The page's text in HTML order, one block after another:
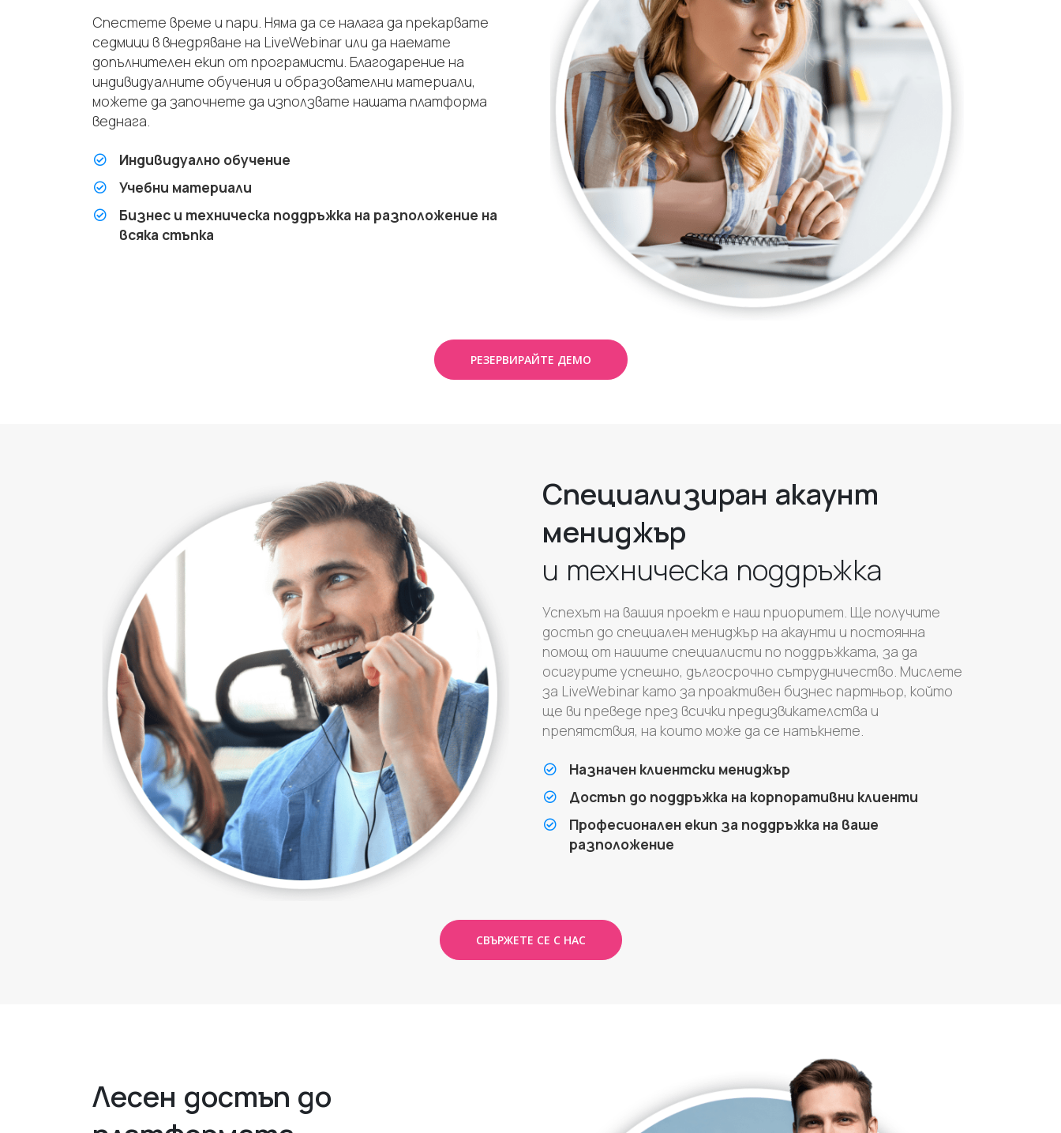
Спестете време и пари. Няма да се налага да прекарвате
седмици в внедряване на LiveWebinar или да наемате
допълнителен екип от програмисти. Благодарение на
индивидуалните обучения и образователни материали,
можете да започнете да използвате нашата платформа
веднага.
Индивидуално обучение
Учебни материали
Бизнес и техническа поддръжка на разположение на
всяка стъпка
РЕЗЕРВИРАЙТЕ ДЕМО
Специализиран акаунт
мениджър
и техническа поддръжка
Успехът на вашия проект е наш приоритет. Ще получите
достъп до специален мениджър на акаунти и постоянна
помощ от нашите специалисти по поддръжката, за да
осигурите успешно, дългосрочно сътрудничество. Мислете
за LiveWebinar като за проактивен бизнес партньор, който
ще ви преведе през всички предизвикателства и
препятствия, на които може да се натъкнете.
Назначен клиентски мениджър
Достъп до поддръжка на корпоративни клиенти
Професионален екип за поддръжка на ваше
разположение
СВЪРЖЕТЕ СЕ С НАС
Лесен достъп до